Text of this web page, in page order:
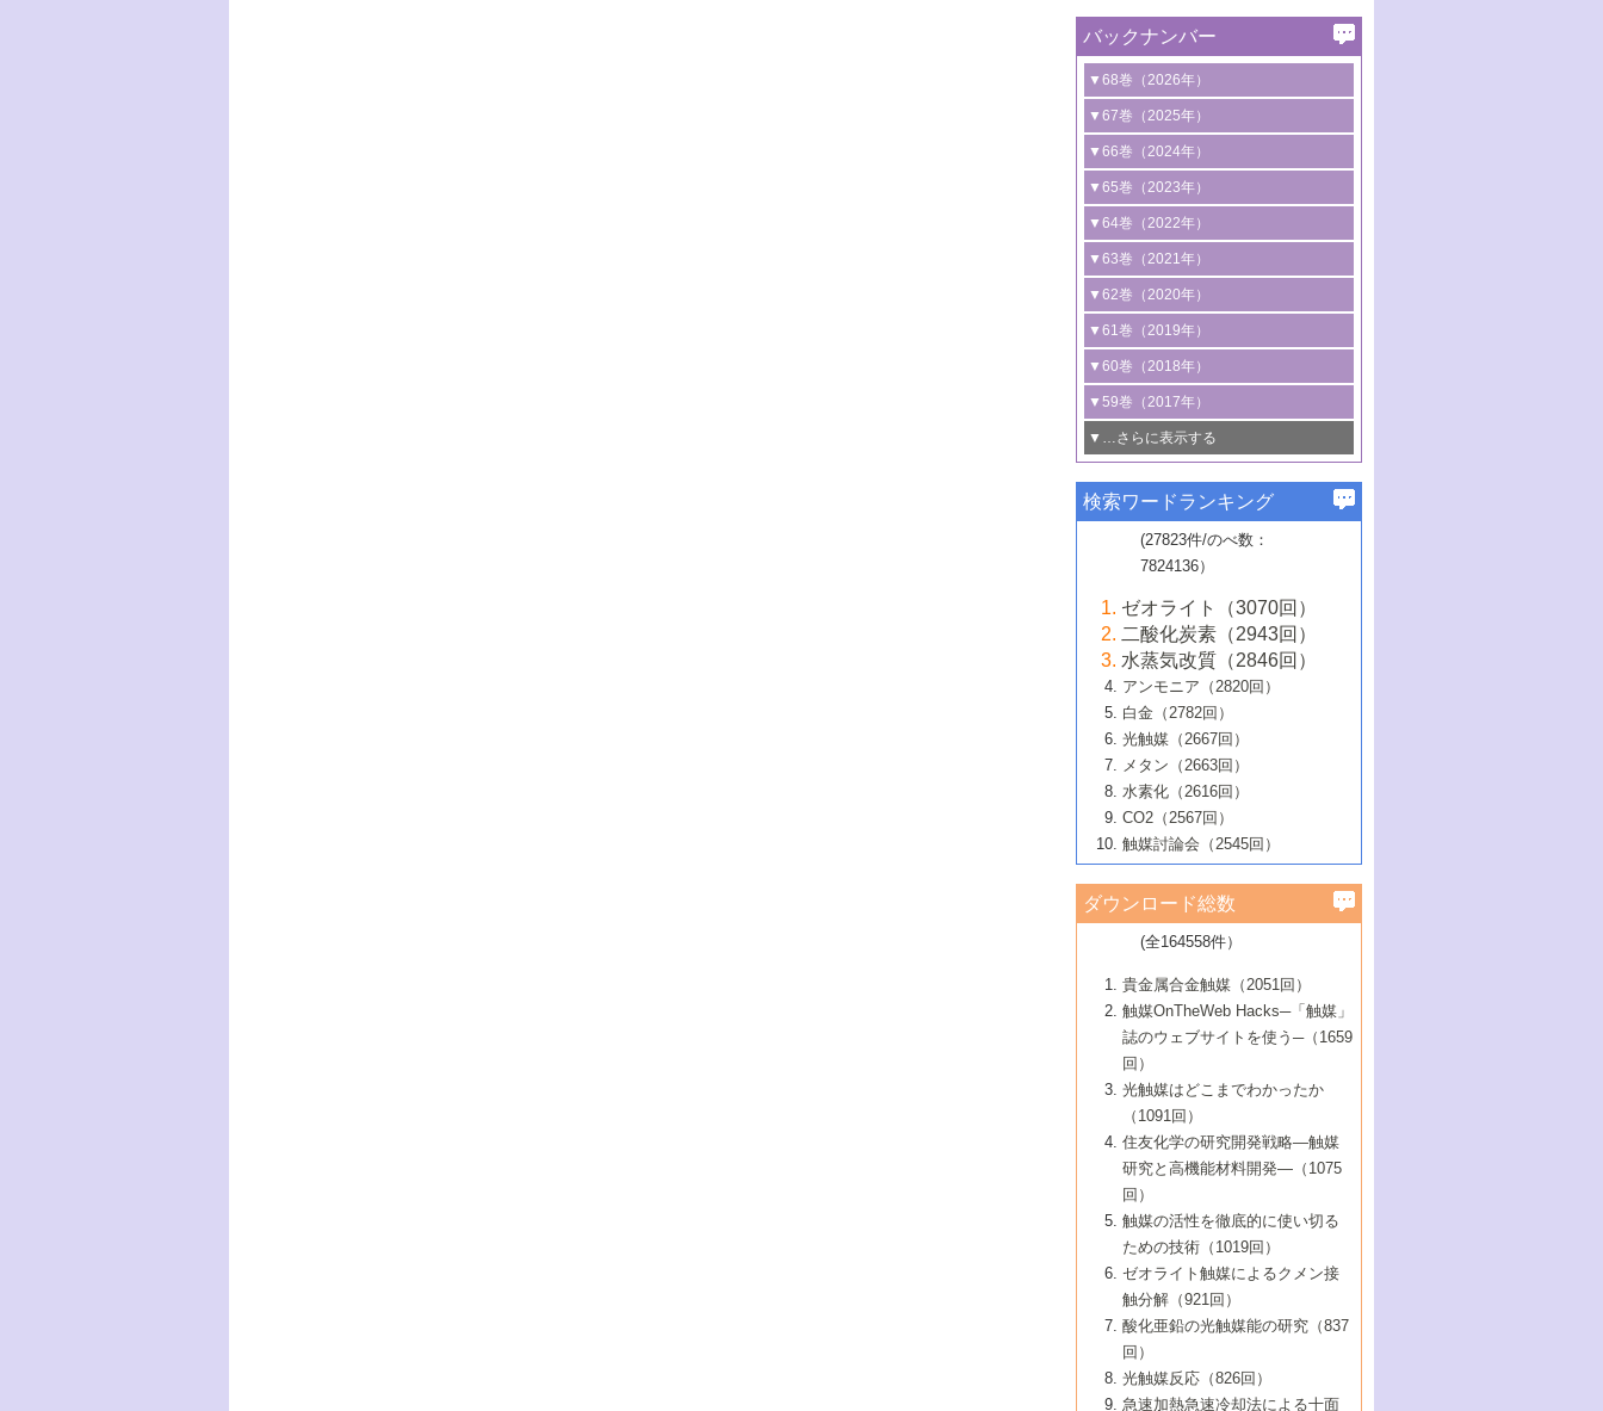
バックナンバー
▼68巻（2026年）
1号 過酸化水素合成に関する研究動向
2号 コンピューター技術により加速する
触媒開発
3号 有機分子変換やCO 資源化のための
光触媒に関する最近の研究
B号 第137回触媒討論会（2026年）
▼67巻（2025年）
1号 CO
水素化によるグリーン燃料/グリ
ーンケミカル製造
2号 水素製造のための水分解技術に関す
る最近の研究
3号 オレフィン系樹脂の精密合成に関す
る最新技術
4号 アルコール類の効率的変換を実現す
る非貴金属触媒の研究動向
5号 ゼオライトの合成と応用における研
究動向
6号 ヘテロ接合界面
B号 第135回触媒討論会（2025年）
▼66巻（2024年）
1号 低次元ナノ構造を有する触媒材料
2号 規制反応場を活用した固体触媒研究
の新展開
3号 未踏分子変換を目指した酸化触媒プ
ロセスの最前線
4号 シンクロトロン放射光および中性子
線を利用した触媒解析技術の最先端
5号 単原子触媒
6号 参照触媒委員会からのお知らせ
B号 第133回触媒討論会（2023年）
▼65巻（2023年）
1号 炭素が関わる触媒機能
2号 プラスチックケミカルリサイクルの
ための触媒技術
3号 非酸化物系金属化合物を基盤とした
触媒材料の開発
4号 格子酸素・格子酸素欠陥を利用した
触媒反応
5号 生体触媒によるエネルギー変換反応
6号 窒素とリンの循環のための触媒・機
能性材料
▼64巻（2022年）
1号 合成ガス製造とCOを用いるケミカル
ズ合成の最新動向
2号 化学品合成のための合金触媒開発
3号 CO の排出削減および有効活用のた
めの触媒技術
4号 若手による情報発信企画～とびたて
若き触媒の研究者たち～（1）
若き触媒の研究者たち～（2）
6号 石油のノーブル・ユースを志向した
触媒技術
大学：オンライン・対面開催）
▼63巻（2021年）
1号 金触媒の新展開
2号 ペロブスカイト
3号 特殊反応場を利用した触媒的分子変
換反応
4号 多孔質材料を用いた触媒の新展開
5号 情報学的手法を用いた触媒開発
6号 カーボンニュートラルに向けた電解
技術
B号 第127回触媒討論会（2021年・オン
ライン開催(Zoom)のみ）
▼62巻（2020年）
1号 触媒設計を拓く欠陥構造のキャラク
タリゼーション
2号 機能化学品製造に資するクリーンな
触媒的酸化反応
3号 水処理のための触媒化学
4号 光触媒を用いた水分解の最新の研究
動向
5号 次世代の触媒プロセスを支えるマイ
6号 メタン転換技術の最新動向
B号 第125回触媒討論会（2020年・工学
院大学）
▼61巻（2019年）
1号 物質移動制御に着目した触媒プロセ
ス開発
2号 CO2 フリー水素サプライチェーンに
関わる触媒開発動向
3号 精密高分子合成に関する最近の研究
動向
4号 バイオマス化成品製造のための触媒
5号 固体触媒による含窒素有機化合物変
換の最前線
6号 貴金属使用量低減に向けた自動車排
ガス浄化触媒の開発
B号 第123回触媒討論会（2019年・大阪
▼60巻（2018年）
1号 固体酸触媒の最新の研究動向
2号 二酸化炭素からの有用化学品合成
3号 ナノ粒子・クラスター触媒の最前線
4号 60周年記念企画
5号 進化するゼオライト合成技術
6号 非貴金属系触媒における電気化学的
B号 第121回触媒討論会（2018年・東京
大学）
▼59巻（2017年）
1号 いたるところに，触媒
最先端技術
3号 無機分離膜材料の開発と触媒反応プ
ロセスへの適用
5号 水素のふるまいを解き明かす最先端
研究
6号 低級アルカンの有効利用のための触
媒技術
B号 第119回触媒討論会（2017年・首都
大学東京）
▼…さらに表示する
1号 ユニークな構造の高分子を生み出す触
2号 リグニンからの化成品製造に向けた触
媒技術
3号 触媒研究の最先端～とびたて若き研究
者たち～（1）
4号 触媒研究の最先端～とびたて若き研究
者たち～（2）
5号 触媒研究の最先端～とびたて若き研究
者たち～（3）
6号 イオニクス材料と燃料電池・電解合成
の最新の研究動向
B号 第117回触媒討論会（2016年・大阪府
立大学）
▼57巻（2015年）
1号 水素キャリアにかかわる触媒技術の新
2号 石油精製用触媒の最近の進展
3号 固体酸化物形燃料電池（SOFC）におけ
るアノード触媒上での燃料直接改質技術
4号 コアシェル構造の制御による触媒機能
5号 工業触媒およびその周辺技術の最近の
進歩
6号 ナノシート
B号 第115回触媒討論会（2015年・成蹊大
▼56巻（2014年）
2号 光触媒反応機構に関する最新の研究動
向
開発動向
4号 人工光合成に向けた近年のアプローチ
5号 未利用熱エネルギーの有効活用に貢献
する触媒技術
6号 ポリオキソメタレート
B号 第113回触媒討論会（2014年・ロワジ
ールホテル豊橋）
1号 高耐久性燃料電池システム用触媒にお
ける新展開
2号 リビングラジカル重合の最近の動向
3号 天然ガスの化学工業的展開に関する触
媒技術
4号 貴金属触媒の精密構造制御とその活用
5号 バイオマス化成品製造のための固体触
6号 ナノ空間─吸着状態解析から新機能開拓
B号 第111回触媒討論会（2013年・関西大
▼54巻（2012年）
1号 規則性多孔体の利用技術における最近
の進歩
2号 第109回触媒討論会
3号 貴金属低減技術の最新動向
4号 貴金属代替技術の最新動向
5号 光触媒による物質変換反応の新展開
6号 グラフェン
7号 水素を利用する化成品合成の新潮流
▼53巻（2011年）
1号 金属学から見る合金触媒の新展開
2号 第107回触媒討論会
3号 触媒のその場観察法の進歩（１）
4号 触媒のその場観察法の進歩（２）
5号 不活性結合の触媒的活性化による有機
合成
6号 新しい固体酸触媒技術
7号 ゼオライト合成における最近の進歩
▼52巻（2010年）
1号 触媒の劣化対策と長寿命触媒開発
2号 第105回触媒討論会
3号 ナノ構造が拓く新機能
4号 活性サイトおよびその環境の精密な設
計による触媒の高機能化
5号 触媒を有効に使うための技術
7号 有機分子触媒による精密有機合成
8号 高機能化ポリオレフィンに向けた重合
触媒の最近の進展
1号 炭素材料－熱い注目を集める材料－
2号 第103回触媒討論会
3号 環境浄化用光触媒の現状と課題
4号 水素社会の実現に向けた水素製造・貯
蔵技術の進歩
5号 CO2が関わる触媒・材料
7号 持続可能社会実現のための触媒および
触媒関連技術
▼50巻（2008年）
1号 触媒化学と学会のこの10年，半世紀，
そして未来
2号 第101回触媒討論会
4号 錯体を利用したユニークな表面構造の
構築と機能
5号 若手会員による触媒研究の未来展望1：
企業編
6号 第102回触媒討論会
7号 触媒・化学反応における計算化学の進
8号 若手研究者による触媒研究の未来展望
2：大学・研究所編
▼49巻（2007年）
1号 含フッ素化合物の合成と触媒
2号 第99回触媒討論会
3号 実用的ファインケミカル合成プロセス
を実現する触媒
5号 こんな物質，あんな物質―新たな触媒
の可能性―
7号 『結晶の化学』を活かした触媒研究
8号 イオン液体の応用
▼48巻（2006年）
1号 固体酸触媒の最近の進歩
2号 第97回触媒討論会
3号 リビング重合触媒の最近の展開
5号 水素製造・貯蔵のための触媒技術の新
しい展開
6号 第98回触媒討論会
7号 基礎化学品製造の触媒技術
8号 多機能型リアクター
1号 最近の触媒担体とその効果
2号 第95回触媒討論会
4号 水分解用光触媒材料
5号 時間分解分光の進歩と応用
6号 第96回触媒討論会
8号 超臨界流体を用いた化学プロセスの新
▼46巻（2004年）
1号 部分酸化反応触媒の最前線
2号 第93回触媒討論会
3号 特殊エネルギー場の触媒反応
4号 生体内における金属の触媒作用
5号 ファインケミカルズの展開に寄与する
6号 第94回触媒討論会
7号 サブナノレベルでみた新しい表面現象
8号 オレフィン重合触媒の新たな展
▼45巻（2003年）
1号 なぜこの触媒が良いのか？
2号 第91回触媒討論会
3号 最近の自動車排ガス処理技術
4号 触媒研究の現状と将来─第90回触媒討論
5号 基礎化学品製造の触媒技術
6号 第92回触媒討論会
7号 基礎化学品製造の触媒技術
8号 資源の循環と触媒技術
▼44巻（2002年）
1号 高次制御された触媒の化学
2号 第89回触媒討論会
3号 触媒を利用した電気化学の新展開
4号 ナノ材料の調製と機能化
5号 こんな触媒が欲しい
6号 第90回触媒討論会
7号 触媒研究と学術雑誌/情報
8号 若い世代からみた触媒化学の現状と未
▼43巻（2001年）
1号 グリーンケミストリーと触媒
2号 第87回触媒討論会特集号
3号 生体触媒とバイオプロセス
4号 水素製造・利用の触媒化学
5号 触媒研究における新しい切り口：コン
ビナトリアルケミストリー
6号 第88回触媒討論会特集号
7号 企業における触媒研究のブレークスル
8号 この材料を触媒として使ってみません
▼42巻（2000年）
1号 触媒反応工学の明日を拓く
2号 第85回触媒討論会
3号 反応ダイナミクス
5号 触媒のおもしろさをどのように伝える
6号 第86回触媒討論会
7号 水素化精製触媒の新しい展開
8号 新しい反応性と機能性を目指した金属
クラスタ-化学
▼41巻（1999年）
1号 孔、穴、あな?-特異な空間とその利用-
2号 第83回触媒討論会
3号 均一系触媒反応最前線
4号 実用炭素材料の新展開
5号 研究の方法論を考える
7号 機能性金属材料と触媒
8号 触媒研究へのNMRの応用と展望
▼40巻（1998年）
進展と21世紀への提言/創立40周年記念・触
媒学会この10年の歩みとこれから/創立40周
2号 第81回触媒討論会
3号 計算機触媒化学へのさそい
4号 触媒劣化の制御と予測
5号 最新の実用プロセスと触媒
6号 第82回触媒討論会
1号 均一系と不均一系触媒反応-その特徴と
接点
2号 第79回触媒討論会
3号 最新NO除去触媒の実用化研究
4号 新しい反応場を目指した触媒調製
5号 反応・分離技術の新しい展開
6号 第80回触媒討論会
▼38巻（1996年）
1号 触媒の構造と触媒作用/C1化学を中心と
する21世紀への触媒
3号 オリンピックメダル:金・銀・銅はどん
な触媒作用を示すか
4号 触媒作用における機能の複合化
▼37巻（1995年）
1号 ファインケミカルズと固体触媒
2号 第75回触媒討論会
3号 希土類を利用した触媒
4号 触媒とリサイクル
5号 エネルギー変換触媒
▼36巻（1994年）
1号 電気化学と触媒
2号 第73回触媒討論会
3号 C4化学の展開
4号 《通常号》
▼35巻（1993年）
1号 工業触媒開発マニュアル―探索から工
業化まで
2号 第71回触媒討論会
▼34巻（1992年）
1号 インパクトを与えたこの研究
2号 第69回触媒討論会
▼33巻（1991年）
1号 触媒プロセス開発マニュアル―探索か
▼32巻（1990年）
検索ワードランキング
(27823件/のべ数：
7824136）
ゼオライト（3070回）
二酸化炭素（2943回）
水蒸気改質（2846回）
アンモニア（2820回）
白金（2782回）
光触媒（2667回）
メタン（2663回）
水素化（2616回）
CO2（2567回）
触媒討論会（2545回）
ダウンロード総数
(全164558件）
貴金属合金触媒（2051回）
触媒OnTheWeb Hacks─「触媒」
誌のウェブサイトを使う─（1659
回）
光触媒はどこまでわかったか
（1091回）
住友化学の研究開発戦略―触媒
研究と高機能材料開発―（1075
回）
触媒の活性を徹底的に使い切る
ための技術（1019回）
ゼオライト触媒によるクメン接
触分解（921回）
酸化亜鉛の光触媒能の研究（837
回）
光触媒反応（826回）
急速加熱急速冷却法による十面